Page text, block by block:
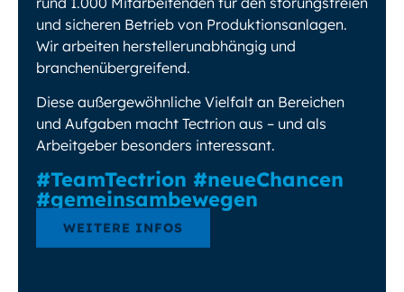
und sicheren Betrieb von Produktionsanlagen.
Wir arbeiten herstellerunabhängig und
branchenübergreifend.
Diese außergewöhnliche Vielfalt an Bereichen
und Aufgaben macht Tectrion aus – und als
Arbeitgeber besonders interessant.
#TeamTectrion #neueChancen
#gemeinsambewegen
WEITERE INFOS